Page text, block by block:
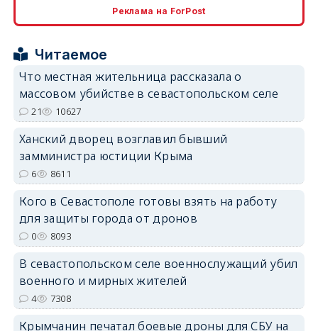
Реклама на ForPost
Читаемое
Что местная жительница рассказала о
массовом убийстве в севастопольском селе
21 10627
Ханский дворец возглавил бывший
замминистра юстиции Крыма
6 8611
Кого в Севастополе готовы взять на работу
для защиты города от дронов
0 8093
В севастопольском селе военнослужащий убил
военного и мирных жителей
4 7308
Крымчанин печатал боевые дроны для СБУ на